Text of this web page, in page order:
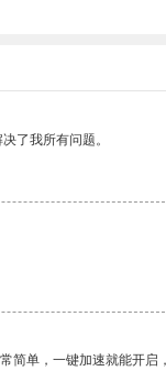
了我所有问题。
简单，一键加速就能开启